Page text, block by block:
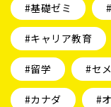
#基礎ゼミ
#キャリア教育
#留学 #セ
#カナダ #